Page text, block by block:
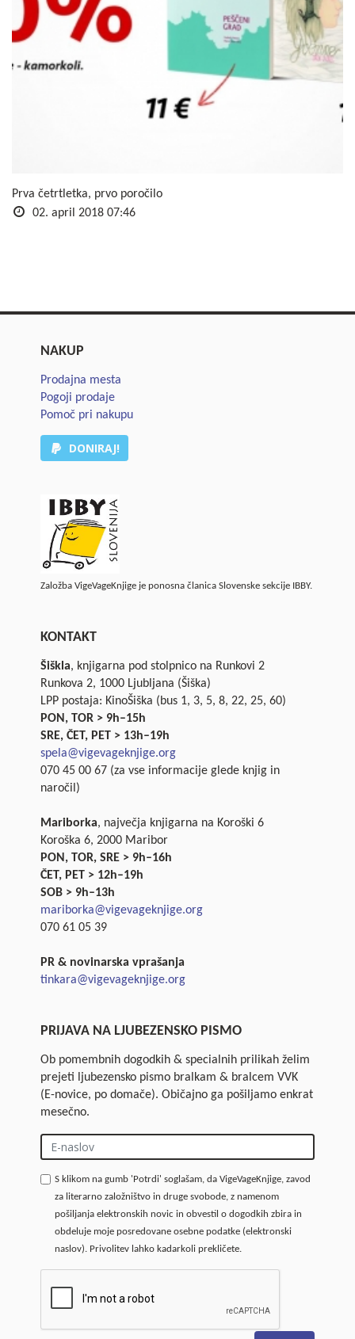
Prva četrtletka, prvo poročilo
02. april 2018 07:46
NAKUP
Prodajna mesta
Pogoji prodaje
Pomoč pri nakupu
DONIRAJ!
Založba VigeVageKnjige je ponosna članica Slovenske sekcije IBBY.
KONTAKT
Šiškla, knjigarna pod stolpnico na Runkovi 2
Runkova 2, 1000 Ljubljana (Šiška)
LPP postaja: KinoŠiška (bus 1, 3, 5, 8, 22, 25, 60)
PON, TOR > 9h–15h
SRE, ČET, PET > 13h–19h
spela@vigevageknjige.org
070 45 00 67 (za vse informacije glede knjig in
naročil)
Mariborka, največja knjigarna na Koroški 6
Koroška 6, 2000 Maribor
PON, TOR, SRE > 9h–16h
ČET, PET > 12h–19h
SOB > 9h–13h
mariborka@vigevageknjige.org
070 61 05 39
PR & novinarska vprašanja
tinkara@vigevageknjige.org
PRIJAVA NA LJUBEZENSKO PISMO
Ob pomembnih dogodkih & specialnih prilikah želim
prejeti ljubezensko pismo bralkam & bralcem VVK
(E-novice, po domače). Običajno ga pošiljamo enkrat
mesečno.
S klikom na gumb 'Potrdi' soglašam, da VigeVageKnjige, zavod
za literarno založništvo in druge svobode, z namenom
pošiljanja elektronskih novic in obvestil o dogodkih zbira in
obdeluje moje posredovane osebne podatke (elektronski
naslov). Privolitev lahko kadarkoli prekličete.